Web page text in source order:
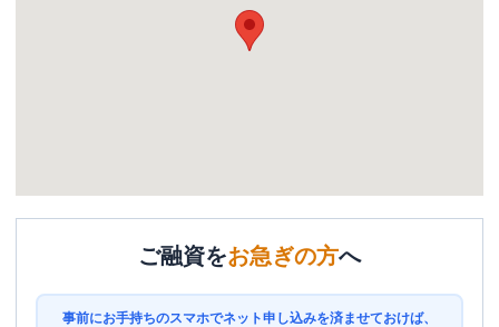
ご融資をお急ぎの方へ
事前にお手持ちのスマホでネット申し込みを済ませておけば、